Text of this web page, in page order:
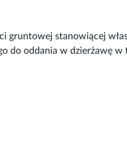
gruntowej stanowiącej
do oddania w dzierżawę w